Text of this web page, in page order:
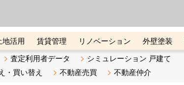
地活用 賃貸管理 リノベーション 外壁塗装
リビンマガジンBiz 不動産売却ご相談デスク
査定利用者データ
シミュレーション 戸建て
・買い替え 不動産売買 不動産仲介